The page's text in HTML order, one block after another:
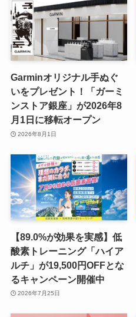
Garminオリジナル手ぬぐ
いをプレゼント！「ガーミ
ンストア銀座」が2026年8
月1日に移転オープン
2026年8月1日
【89.0%が効果を実感】低
酸素トレーニング「ハイア
ルチ」が19,500円OFFとな
るキャンペーン開催中
2026年7月25日